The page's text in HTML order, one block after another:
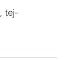
tej-